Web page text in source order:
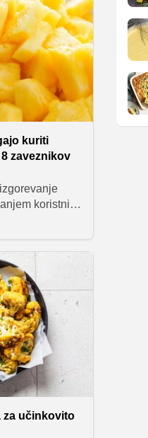
kuriti
zaveznikov
koristnih
za učinkovito